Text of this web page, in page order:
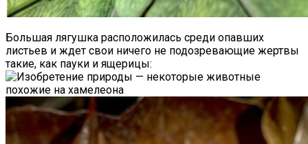
Большая лягушка расположилась среди опавших
листьев и ждет свои ничего не подозревающие жертвы
такие, как пауки и ящерицы: